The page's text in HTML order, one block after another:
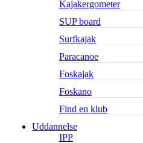
Kajakergometer
SUP board
Surfkajak
Paracanoe
Foskajak
Foskano
Find en klub
Uddannelse
IPP